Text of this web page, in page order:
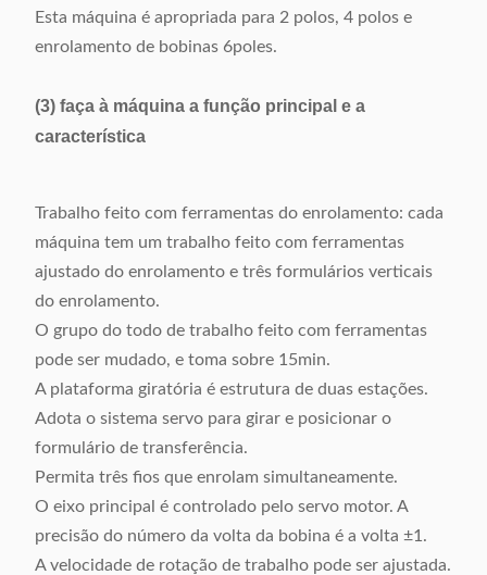
Esta máquina é apropriada para 2 polos, 4 polos e
enrolamento de bobinas 6poles.
(3) faça à máquina a função principal e a
característica
Trabalho feito com ferramentas do enrolamento: cada
máquina tem um trabalho feito com ferramentas
ajustado do enrolamento e três formulários verticais
do enrolamento.
O grupo do todo de trabalho feito com ferramentas
pode ser mudado, e toma sobre 15min.
A plataforma giratória é estrutura de duas estações.
Adota o sistema servo para girar e posicionar o
formulário de transferência.
Permita três fios que enrolam simultaneamente.
O eixo principal é controlado pelo servo motor. A
precisão do número da volta da bobina é a volta ±1.
A velocidade de rotação de trabalho pode ser ajustada.